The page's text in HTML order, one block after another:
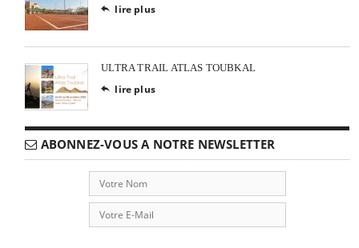
 lire plus
ULTRA TRAIL ATLAS TOUBKAL
 lire plus
ABONNEZ-VOUS A NOTRE NEWSLETTER